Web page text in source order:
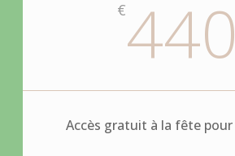
€440
Accès gratuit à la fête pour